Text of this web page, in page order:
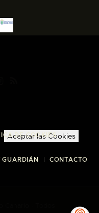
DE COOKIES
CONTACTO
· Todos
Aceptar las Cookies